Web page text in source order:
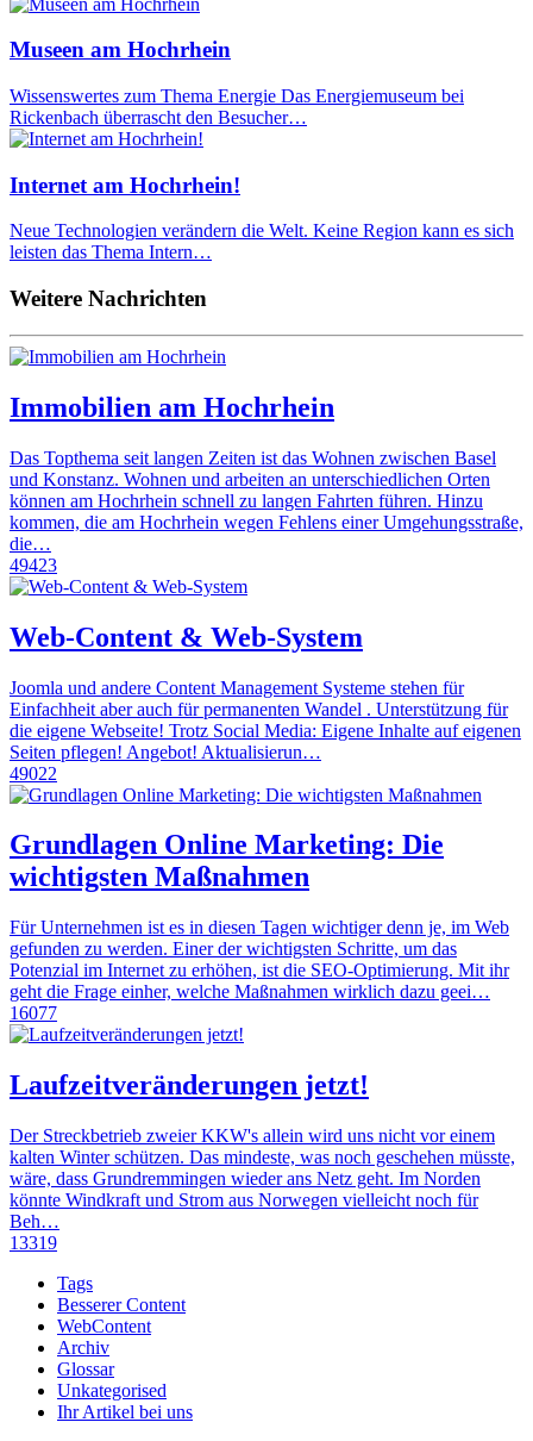
Museen am Hochrhein
Wissenswertes zum Thema Energie Das Energiemuseum bei
Rickenbach überrascht den Besucher…
Internet am Hochrhein!
Neue Technologien verändern die Welt. Keine Region kann es sich
leisten das Thema Intern…
Weitere Nachrichten
Immobilien am Hochrhein
Das Topthema seit langen Zeiten ist das Wohnen zwischen Basel
und Konstanz. Wohnen und arbeiten an unterschiedlichen Orten
können am Hochrhein schnell zu langen Fahrten führen. Hinzu
kommen, die am Hochrhein wegen Fehlens einer Umgehungsstraße,
die…
49423
Web-Content & Web-System
Joomla und andere Content Management Systeme stehen für
Einfachheit aber auch für permanenten Wandel . Unterstützung für
die eigene Webseite! Trotz Social Media: Eigene Inhalte auf eigenen
Seiten pflegen! Angebot! Aktualisierun…
49022
Grundlagen Online Marketing: Die
wichtigsten Maßnahmen
Für Unternehmen ist es in diesen Tagen wichtiger denn je, im Web
gefunden zu werden. Einer der wichtigsten Schritte, um das
Potenzial im Internet zu erhöhen, ist die SEO-Optimierung. Mit ihr
geht die Frage einher, welche Maßnahmen wirklich dazu geei…
16077
Laufzeitveränderungen jetzt!
Der Streckbetrieb zweier KKW's allein wird uns nicht vor einem
kalten Winter schützen. Das mindeste, was noch geschehen müsste,
wäre, dass Grundremmingen wieder ans Netz geht. Im Norden
könnte Windkraft und Strom aus Norwegen vielleicht noch für
Beh…
13319
Tags
Besserer Content
WebContent
Archiv
Glossar
Unkategorised
Ihr Artikel bei uns